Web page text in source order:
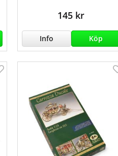
145 kr
Info Köp